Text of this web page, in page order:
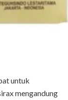
untuk
mengandung